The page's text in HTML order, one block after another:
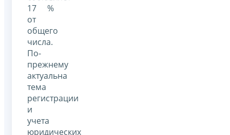
17 %
от
общего
числа.
По-
прежнему
актуальна
тема
регистрации
и
учета
юридических